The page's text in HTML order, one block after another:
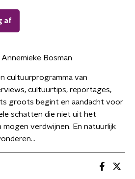
af
Annemieke Bosman
cultuurprogramma van
cultuurtips, reportages,
groots begint en aandacht voor
schatten die niet uit het
verdwijnen. En natuurlijk